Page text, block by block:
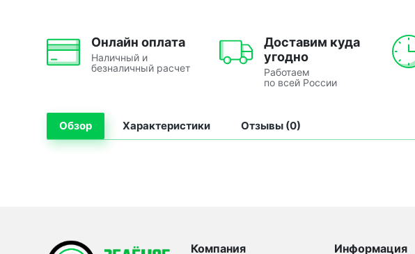
Онлайн оплата
Наличный и
безналичный расчет
Доставим куда
угодно
Работаем
по всей России
Обзор Характеристики Отзывы (0)
Компания Информация